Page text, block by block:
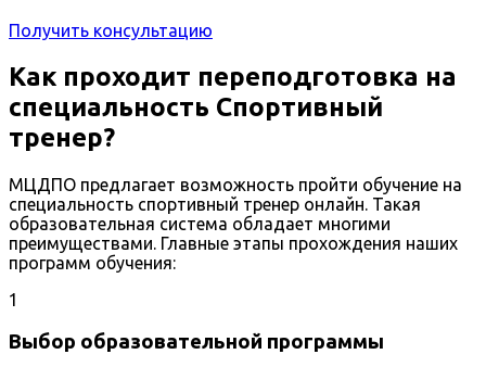
Получить консультацию
Как проходит переподготовка на
специальность Спортивный
тренер?
МЦДПО предлагает возможность пройти обучение на
специальность спортивный тренер онлайн. Такая
образовательная система обладает многими
преимуществами. Главные этапы прохождения наших
программ обучения:
1
Выбор образовательной программы